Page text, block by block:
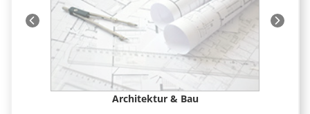
Architektur & Bau